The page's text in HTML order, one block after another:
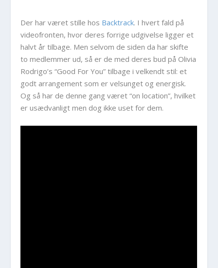
Der har været stille hos Backtrack. I hvert fald på
videofronten, hvor deres forrige udgivelse ligger et
halvt år tilbage. Men selvom de siden da har skifte
to medlemmer ud, så er de med deres bud på Olivia
Rodrigo’s “Good For You” tilbage i velkendt stil: et
godt arrangement som er velsunget og energisk.
Og så har de denne gang været “on location”, hvilket
er usædvanligt men dog ikke uset for dem.